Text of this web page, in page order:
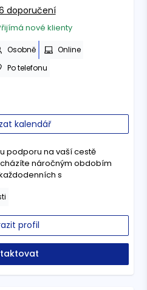
doporučení
nové klienty
Osobně
Online
Po telefonu
kalendář
podporu na vaší cestě
náročným obdobím
s
profil